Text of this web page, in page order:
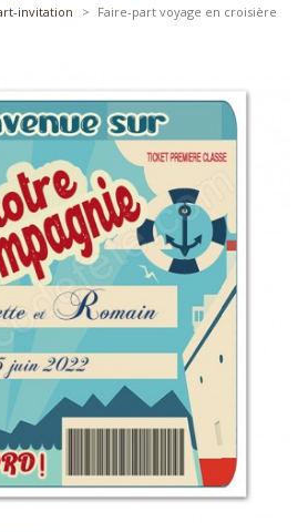
invitation > Faire-part voyage en croisière